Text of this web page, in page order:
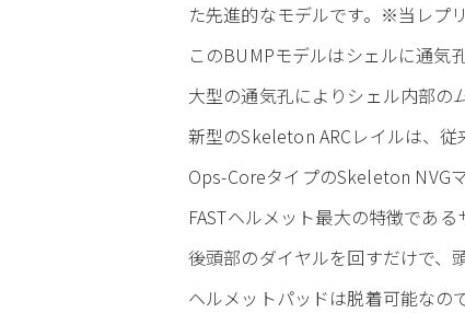
た先進的なモデルです。※当レプ
このBUMPモデルはシェルに通気
大型の通気孔によりシェル内部の
新型のSkeleton ARCレイルは、従
Ops-CoreタイプのSkeleton NVG
FASTヘルメット最大の特徴であ
後頭部のダイヤルを回すだけで、
ヘルメットパッドは脱着可能なの